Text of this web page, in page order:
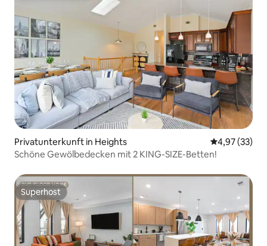
Privatunterkunft in Heights
4,97 (33)
Schöne Gewölbedecken mit 2 KING-SIZE-Betten!
Superhost
Superhost